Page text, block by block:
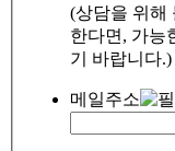
(상담을 위해
한다면, 가능
기 바랍니다.)
메일주소